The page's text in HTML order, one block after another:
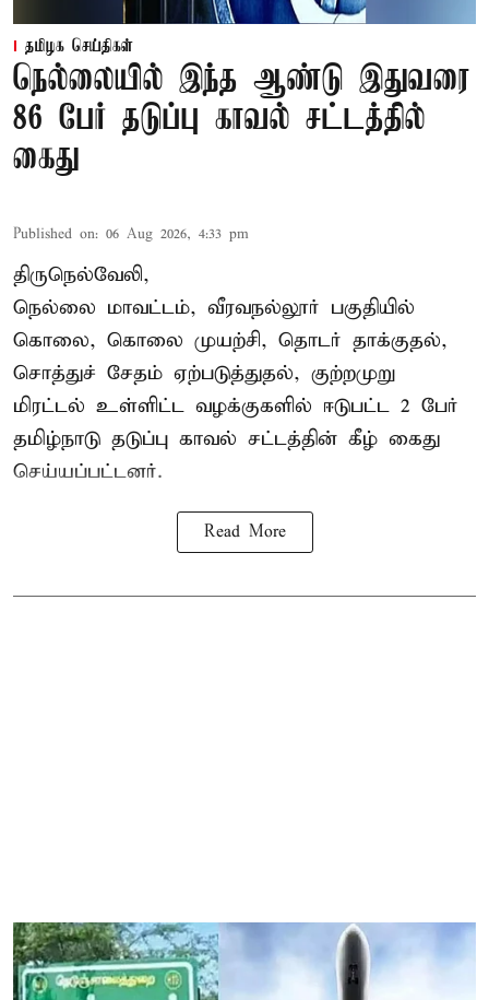
தமிழக செய்திகள்
நெல்லையில் இந்த ஆண்டு இதுவரை
86 பேர் தடுப்பு காவல் சட்டத்தில்
கைது
Published on: 06 Aug 2026, 4:33 pm
திருநெல்வேலி,
நெல்லை மாவட்டம், வீரவநல்லூர் பகுதியில்
கொலை, கொலை முயற்சி, தொடர் தாக்குதல்,
சொத்துச் சேதம் ஏற்படுத்துதல், குற்றமுறு
மிரட்டல் உள்ளிட்ட வழக்குகளில் ஈடுபட்ட 2 பேர்
தமிழ்நாடு தடுப்பு காவல் சட்டத்தின் கீழ் கைது
செய்யப்பட்டனர்.
Read More